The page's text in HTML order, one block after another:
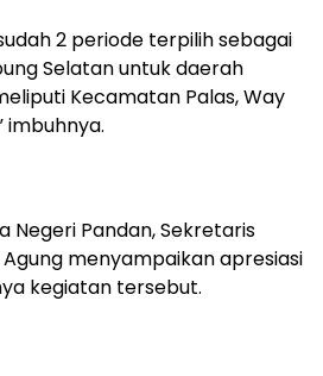
2 periode terpilih sebagai
Selatan untuk daerah
Kecamatan Palas, Way
imbuhnya.
Negeri Pandan, Sekretaris
menyampaikan apresiasi
kegiatan tersebut.